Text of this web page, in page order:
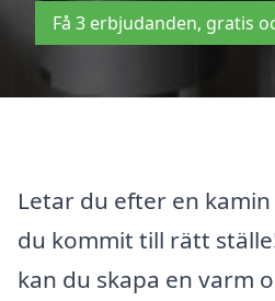
Få 3 erbjudanden, gratis
Letar du efter en kamin
du kommit till rätt
kan du skapa en varm